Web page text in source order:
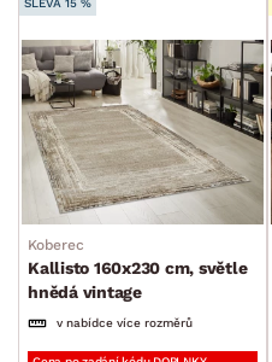
SLEVA 15 %
Koberec
Kallisto 160x230 cm, světle
hnědá vintage
v nabídce více rozměrů